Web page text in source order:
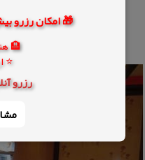
🎁 امکان رزرو بیش از 1000 هتل و اقامتگاه مشهد
🏨
⭐ از 1 تا 5
رزرو